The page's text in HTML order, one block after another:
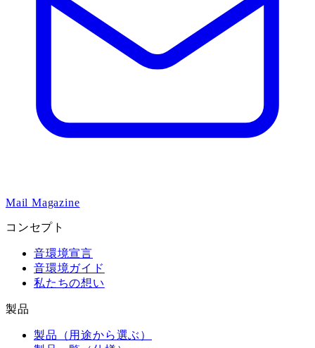
Mail Magazine
コンセプト
音環境宣言
音環境ガイド
私たちの想い
製品
製品（用途から選ぶ）